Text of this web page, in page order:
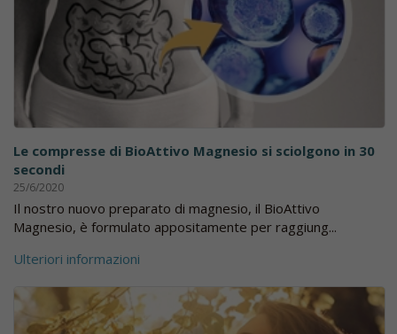
Le compresse di BioAttivo Magnesio si sciolgono in 30
secondi
25/6/2020
Il nostro nuovo preparato di magnesio, il BioAttivo
Magnesio, è formulato appositamente per raggiung...
Ulteriori informazioni